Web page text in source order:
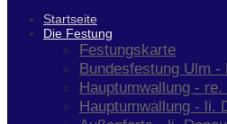
Startseite
Die Festung
Festungskarte
Bundesfestung Ulm -
Hauptumwallung - re.
Hauptumwallung - li.